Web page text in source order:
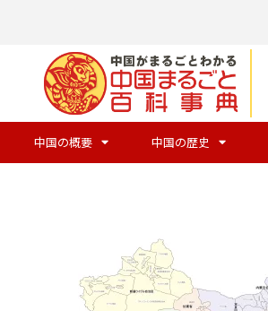
ン
中国の概要 中国の歴史